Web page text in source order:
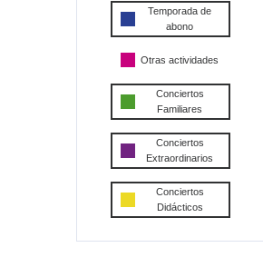
Temporada de
abono
Otras actividades
Conciertos
Familiares
Conciertos
Extraordinarios
Conciertos
Didácticos